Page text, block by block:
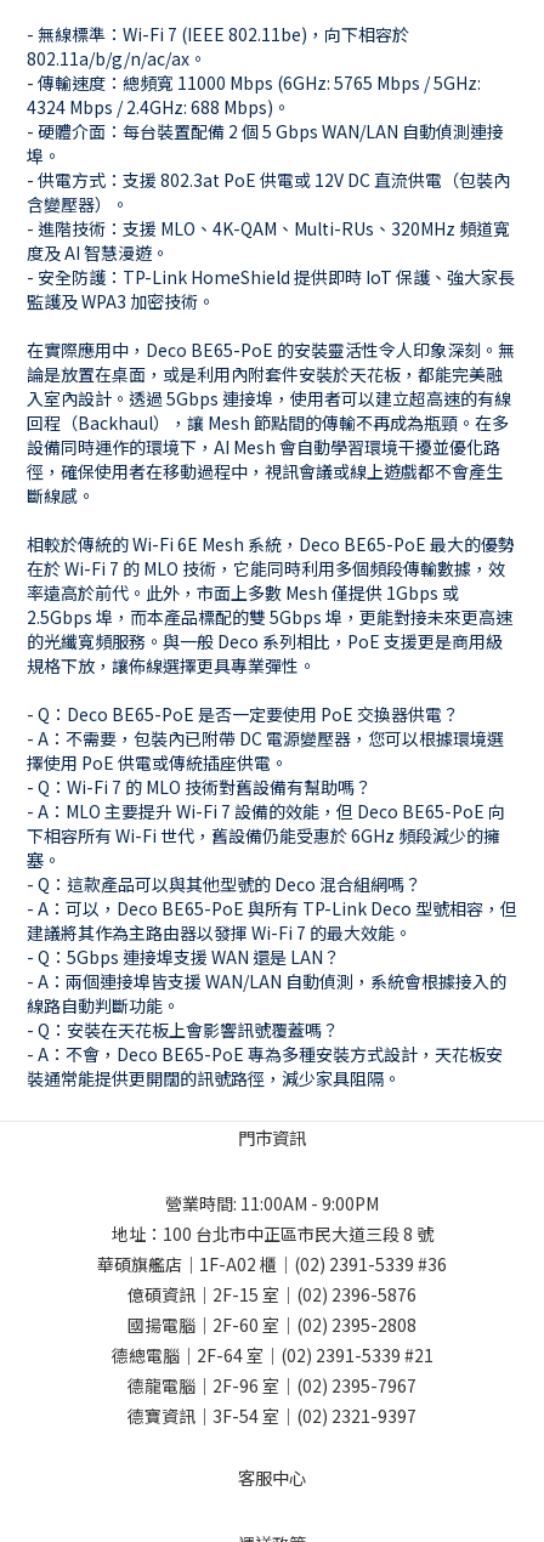
- 無線標準：Wi-Fi 7 (IEEE 802.11be)，向下相容於
802.11a/b/g/n/ac/ax。
- 傳輸速度：總頻寬 11000 Mbps (6GHz: 5765 Mbps / 5GHz:
4324 Mbps / 2.4GHz: 688 Mbps)。
- 硬體介面：每台裝置配備 2 個 5 Gbps WAN/LAN 自動偵測連接
埠。
- 供電方式：支援 802.3at PoE 供電或 12V DC 直流供電（包裝內
含變壓器）。
- 進階技術：支援 MLO、4K-QAM、Multi-RUs、320MHz 頻道寬
度及 AI 智慧漫遊。
- 安全防護：TP-Link HomeShield 提供即時 IoT 保護、強大家長
監護及 WPA3 加密技術。
在實際應用中，Deco BE65-PoE 的安裝靈活性令人印象深刻。無
論是放置在桌面，或是利用內附套件安裝於天花板，都能完美融
入室內設計。透過 5Gbps 連接埠，使用者可以建立超高速的有線
回程（Backhaul），讓 Mesh 節點間的傳輸不再成為瓶頸。在多
設備同時運作的環境下，AI Mesh 會自動學習環境干擾並優化路
徑，確保使用者在移動過程中，視訊會議或線上遊戲都不會產生
斷線感。
相較於傳統的 Wi-Fi 6E Mesh 系統，Deco BE65-PoE 最大的優勢
在於 Wi-Fi 7 的 MLO 技術，它能同時利用多個頻段傳輸數據，效
率遠高於前代。此外，市面上多數 Mesh 僅提供 1Gbps 或
2.5Gbps 埠，而本產品標配的雙 5Gbps 埠，更能對接未來更高速
的光纖寬頻服務。與一般 Deco 系列相比，PoE 支援更是商用級
規格下放，讓佈線選擇更具專業彈性。
- Q：Deco BE65-PoE 是否一定要使用 PoE 交換器供電？
- A：不需要，包裝內已附帶 DC 電源變壓器，您可以根據環境選
擇使用 PoE 供電或傳統插座供電。
- Q：Wi-Fi 7 的 MLO 技術對舊設備有幫助嗎？
- A：MLO 主要提升 Wi-Fi 7 設備的效能，但 Deco BE65-PoE 向
下相容所有 Wi-Fi 世代，舊設備仍能受惠於 6GHz 頻段減少的擁
塞。
- Q：這款產品可以與其他型號的 Deco 混合組網嗎？
- A：可以，Deco BE65-PoE 與所有 TP-Link Deco 型號相容，但
建議將其作為主路由器以發揮 Wi-Fi 7 的最大效能。
- Q：5Gbps 連接埠支援 WAN 還是 LAN？
- A：兩個連接埠皆支援 WAN/LAN 自動偵測，系統會根據接入的
線路自動判斷功能。
- Q：安裝在天花板上會影響訊號覆蓋嗎？
- A：不會，Deco BE65-PoE 專為多種安裝方式設計，天花板安
裝通常能提供更開闊的訊號路徑，減少家具阻隔。
門市資訊
營業時間: 11:00AM - 9:00PM
地址： 100 台北市中正區市民大道三段 8 號
華碩旗艦店｜1F-A02 櫃｜ (02) 2391-5339 #36
億碩資訊｜2F-15 室｜ (02) 2396-5876
國揚電腦｜2F-60 室｜ (02) 2395-2808
德總電腦｜2F-64 室｜ (02) 2391-5339 #21
德龍電腦｜2F-96 室｜ (02) 2395-7967
德寶資訊｜3F-54 室｜ (02) 2321-9397
客服中心